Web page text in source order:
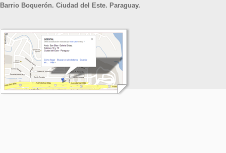
Barrio Boquerón. Ciudad del Este. Paraguay.